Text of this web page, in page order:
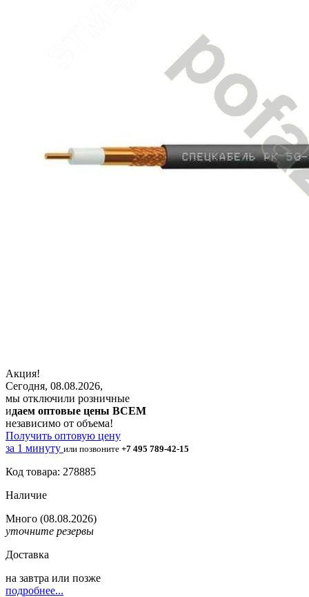
Акция!
Сегодня, 08.08.2026,
мы отключили розничные
идаем оптовые цены ВСЕМ
независимо от объема!
Получить оптовую цену
за 1 минуту или позвоните +7 495 789-42-15
Код товара: 278885
Наличие
Много (08.08.2026)
уточните резервы
Доставка
на завтра или позже
подробнее...